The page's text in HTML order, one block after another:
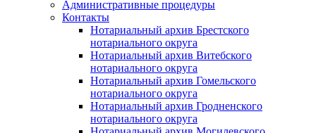
Административные процедуры
Контакты
Нотариальный архив Брестского
нотариального округа
Нотариальный архив Витебского
нотариального округа
Нотариальный архив Гомельского
нотариального округа
Нотариальный архив Гродненского
нотариального округа